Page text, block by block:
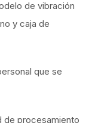
de vibración
y caja de
que se
de procesamiento